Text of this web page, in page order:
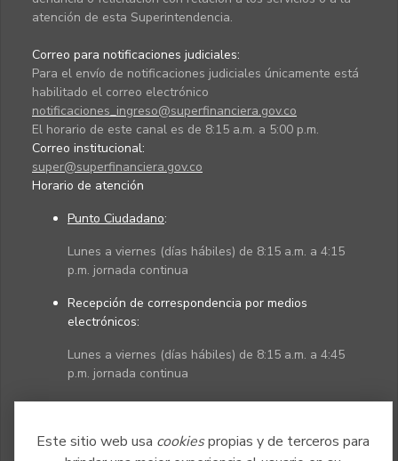
Este sitio web usa cookiespropias y de terceros para
atención de esta Superintendencia.
Correo para notificaciones judiciales:
Para el envío de notificaciones judiciales únicamente está
habilitado el correo electrónico
notificaciones_ingreso@superfinanciera.gov.co
El horario de este canal es de 8:15 a.m. a 5:00 p.m.
Correo institucional:
super@superfinanciera.gov.co
Horario de atención
Punto Ciudadano:
Lunes a viernes (días hábiles) de 8:15 a.m. a 4:15
p.m. jornada continua
Recepción de correspondencia por medios
electrónicos:
Lunes a viernes (días hábiles) de 8:15 a.m. a 4:45
p.m. jornada continua